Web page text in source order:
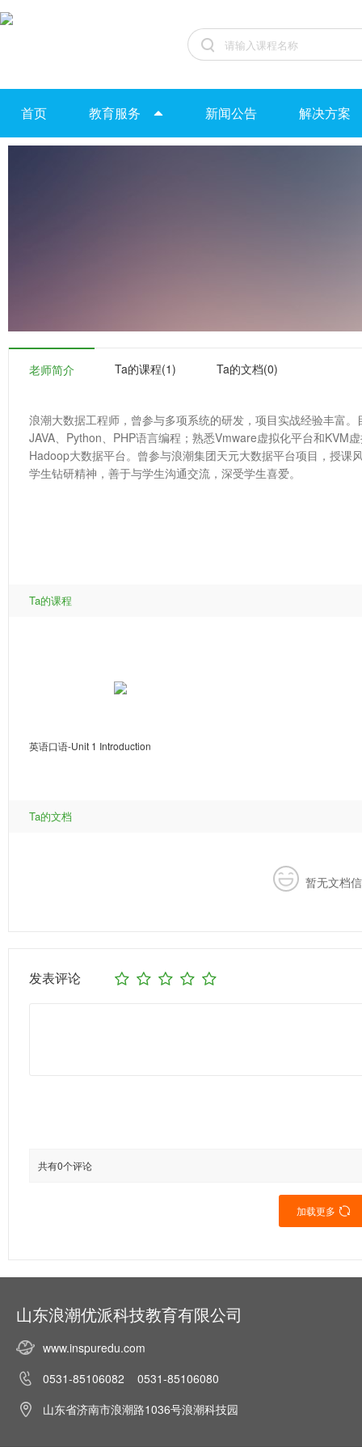
首页 教育服务 新闻公告 解决方案
老师简介 Ta的课程(1) Ta的文档(0)
浪潮大数据工程师，曾参与多项系统的研发，项目实战经验丰富
JAVA、Python、PHP语言编程；熟悉Vmware虚拟化平台和KVM
Hadoop大数据平台。曾参与浪潮集团天元大数据平台项目，授课
学生钻研精神，善于与学生沟通交流，深受学生喜爱。
Ta的课程
英语口语-Unit 1 Introduction
Ta的文档
暂无文档
发表评论
共有0个评论
加载更多 
山东浪潮优派科技教育有限公司
www.inspuredu.com
0531-85106082 0531-85106080
山东省济南市浪潮路1036号浪潮科技园